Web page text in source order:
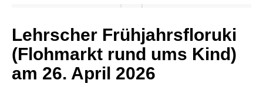
Lehrscher Frühjahrsfloruki
(Flohmarkt rund ums Kind)
am 26. April 2026